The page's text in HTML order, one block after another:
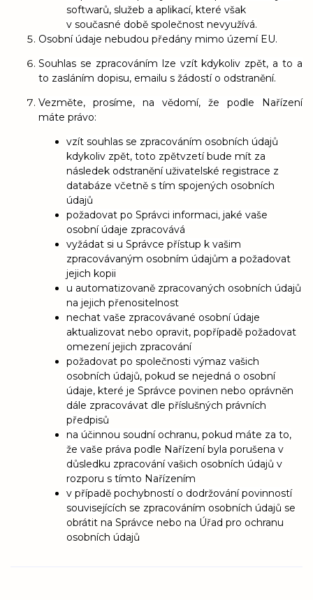
softwarů, služeb a aplikací, které však
v současné době společnost nevyužívá.
Osobní údaje nebudou předány mimo území EU.
Souhlas se zpracováním lze vzít kdykoliv zpět, a to a
to zasláním dopisu, emailu s žádostí o odstranění.
Vezměte, prosíme, na vědomí, že podle Nařízení
máte právo:
vzít souhlas se zpracováním osobních údajů
kdykoliv zpět, toto zpětvzetí bude mít za
následek odstranění uživatelské registrace z
databáze včetně s tím spojených osobních
údajů
požadovat po Správci informaci, jaké vaše
osobní údaje zpracovává
vyžádat si u Správce přístup k vašim
zpracovávaným osobním údajům a požadovat
jejich kopii
u automatizovaně zpracovaných osobních údajů
na jejich přenositelnost
nechat vaše zpracovávané osobní údaje
aktualizovat nebo opravit, popřípadě požadovat
omezení jejich zpracování
požadovat po společnosti výmaz vašich
osobních údajů, pokud se nejedná o osobní
údaje, které je Správce povinen nebo oprávněn
dále zpracovávat dle příslušných právních
předpisů
na účinnou soudní ochranu, pokud máte za to,
že vaše práva podle Nařízení byla porušena v
důsledku zpracování vašich osobních údajů v
rozporu s tímto Nařízením
v případě pochybností o dodržování povinností
souvisejících se zpracováním osobních údajů se
obrátit na Správce nebo na Úřad pro ochranu
osobních údajů